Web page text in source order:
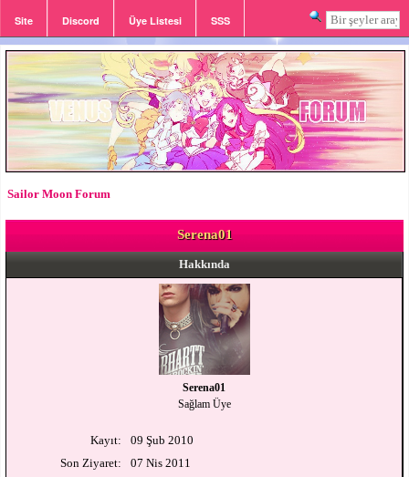
Site Discord Üye Listesi SSS
Giriş Kayıt
Sailor Moon Forum
Serena01
Hakkında
Serena01
Sağlam Üye
Kayıt:
09 Şub 2010
Son Ziyaret:
07 Nis 2011